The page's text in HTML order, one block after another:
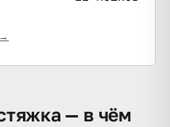
— в чём